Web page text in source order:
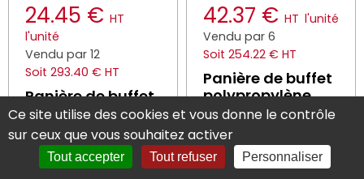
24.45 € HT
l'unité
Vendu par 12
Soit 293.40 € HT
Panière de buffet
polypropylène
(pp) paille Ø 10
cm 12x10 cm
Pampa Sonolys
42.37 € HT l'unité
Vendu par 6
Soit 254.22 € HT
Panière de buffet
polypropylène
(pp) paille Ø 30
cm 30 cm Pampa
Sonolys
Réf : E1033677
Ce site utilise des cookies et vous donne le contrôle
sur ceux que vous souhaitez activer
Tout accepter Tout refuser Personnaliser